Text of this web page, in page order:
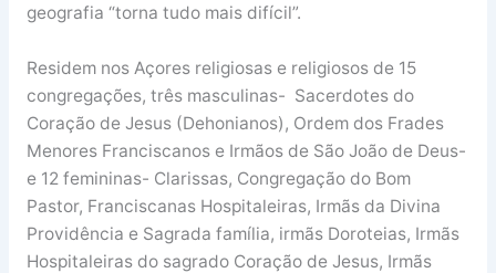
geografia “torna tudo mais difícil”.
Residem nos Açores religiosas e religiosos de 15
congregações, três masculinas- Sacerdotes do
Coração de Jesus (Dehonianos), Ordem dos Frades
Menores Franciscanos e Irmãos de São João de Deus-
e 12 femininas- Clarissas, Congregação do Bom
Pastor, Franciscanas Hospitaleiras, Irmãs da Divina
Providência e Sagrada família, irmãs Doroteias, Irmãs
Hospitaleiras do sagrado Coração de Jesus, Irmãs